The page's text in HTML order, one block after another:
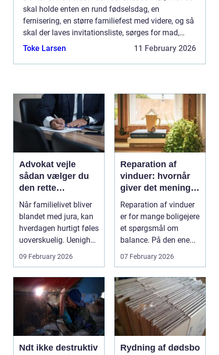
skal holde enten en rund fødselsdag, en
fernisering, en større familiefest med videre, og så
skal der laves invitationsliste, sørges for mad,
drikkelse, underholdning og – men først og
Toke Larsen 11 February 2026
Advokat vejle
sådan vælger du
den rette
familieretsadvokat
Når familielivet bliver
blandet med jura, kan
hverdagen hurtigt føles
uoverskuelig. Uenighed
om børn...
09 February 2026
Reparation af
vinduer: hvornår
giver det mening,
og hvad skal du
vælge?
Reparation af vinduer
er for mange boligejere
et spørgsmål om
balance. På den ene...
07 February 2026
Ndt ikke destruktiv
Rydning af dødsbo